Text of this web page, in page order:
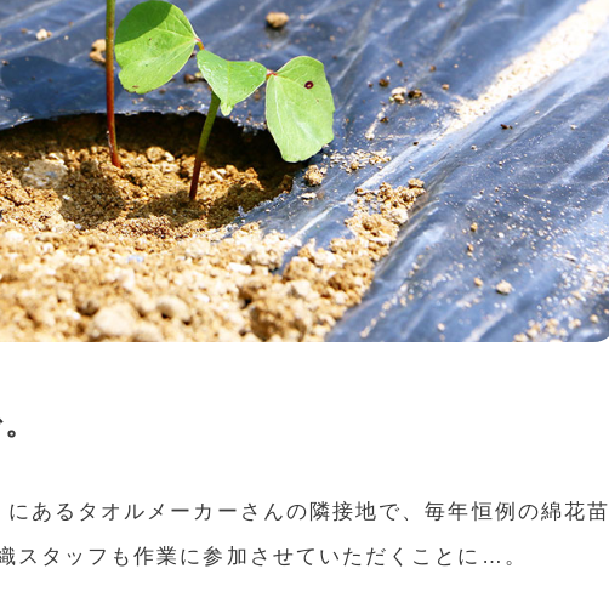
あるタオルメーカーさんの隣接地で、毎年恒例の綿花苗
スタッフも作業に参加させていただくことに…。